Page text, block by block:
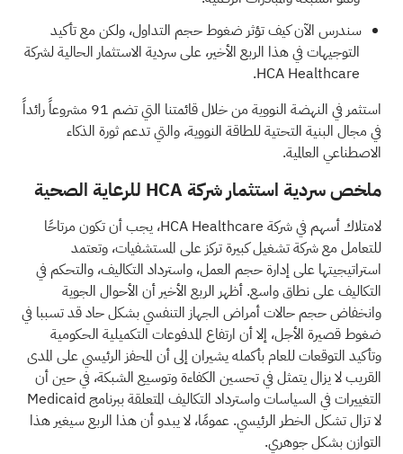
سندرس الآن كيف تؤثر ضغوط حجم التداول، ولكن مع تأكيد
التوجيهات في هذا الربع الأخير، على سردية الاستثمار الحالية لشركة
HCA Healthcare.
استثمر في النهضة النووية من خلال قائمتنا التي تضم
91 مشروعاً رائداً
في مجال البنية التحتية للطاقة النووية، والتيتدعم ثورة الذكاء
الاصطناعي العالمية.
ملخص سردية استثمار شركة HCA للرعاية الصحية
لامتلاك أسهم في شركة HCA Healthcare، يجب أن تكون مرتاحًا
للتعامل مع شركة تشغيل كبيرة تركز على المستشفيات، وتعتمد
استراتيجيتها على إدارة حجم العمل، واسترداد التكاليف، والتحكم في
التكاليف على نطاق واسع. أظهر الربع الأخير أن الأحوال الجوية
وانخفاض حجم حالات أمراض الجهاز التنفسي بشكل حاد قد تسببا في
ضغوط قصيرة الأجل، إلا أن ارتفاع المدفوعات التكميلية الحكومية
وتأكيد التوقعات للعام بأكمله يشيران إلى أن المحفز الرئيسي على المدى
القريب لا يزال يتمثل في تحسين الكفاءة وتوسيع الشبكة، في حين أن
التغييرات في السياسات واسترداد التكاليف المتعلقة ببرنامج Medicaid
لا تزال تشكل الخطر الرئيسي. عمومًا، لا يبدو أن هذا الربع سيغير هذا
التوازن بشكل جوهري.